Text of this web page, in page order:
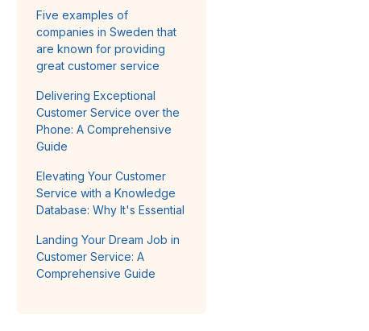
Five examples of
companies in Sweden that
are known for providing
great customer service
Delivering Exceptional
Customer Service over the
Phone: A Comprehensive
Guide
Elevating Your Customer
Service with a Knowledge
Database: Why It's Essential
Landing Your Dream Job in
Customer Service: A
Comprehensive Guide